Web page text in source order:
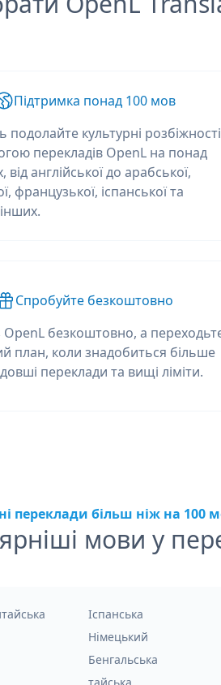
Підтримка понад 100 мов
подолайте культурні розбіжності
перекладів OpenL на понад
від англійської до арабської,
французької, іспанської та
Спробуйте безкоштовно
OpenL безкоштовно, а
план, коли знадобиться більше
переклади та вищі ліміти.
переклади більш ніж на 100
мови у
Іспанська
Німецький
Бенгальська